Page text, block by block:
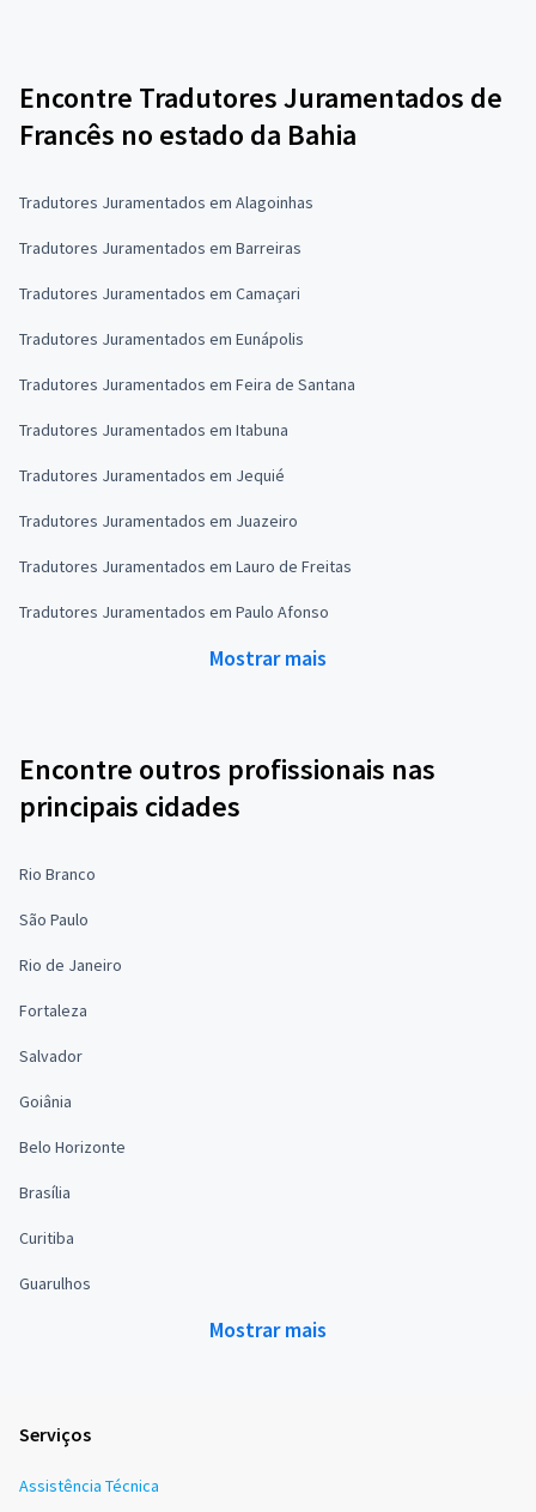
Encontre Tradutores Juramentados de
Francês no estado da Bahia
Tradutores Juramentados em Alagoinhas
Tradutores Juramentados em Barreiras
Tradutores Juramentados em Camaçari
Tradutores Juramentados em Eunápolis
Tradutores Juramentados em Feira de Santana
Tradutores Juramentados em Itabuna
Tradutores Juramentados em Jequié
Tradutores Juramentados em Juazeiro
Tradutores Juramentados em Lauro de Freitas
Tradutores Juramentados em Paulo Afonso
Mostrar mais
Encontre outros profissionais nas
principais cidades
Rio Branco
São Paulo
Rio de Janeiro
Fortaleza
Salvador
Goiânia
Belo Horizonte
Brasília
Curitiba
Guarulhos
Mostrar mais
Serviços
Assistência Técnica